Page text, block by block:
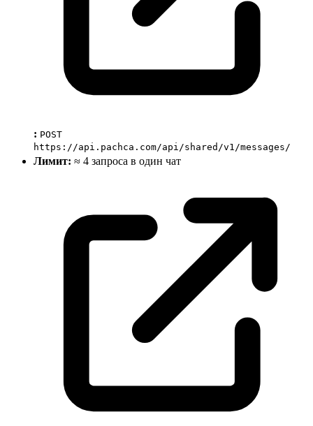
: POST
https://api.pachca.com/api/shared/v1/messages/
Лимит: ≈ 4 запроса в один чат